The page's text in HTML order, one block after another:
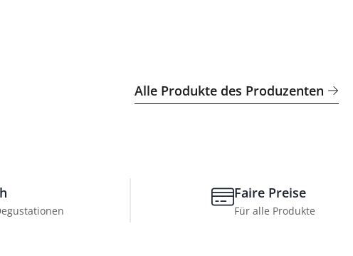
Alle Produkte des Produzenten
Faire Preise
Für alle Produkte